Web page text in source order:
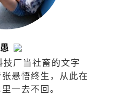
厂当社畜的文字
悬悟终生，从此在
一去不回。